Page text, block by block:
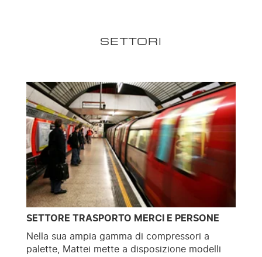
SETTORI
SETTORE TRASPORTO MERCI E PERSONE
Nella sua ampia gamma di compressori a
palette, Mattei mette a disposizione modelli